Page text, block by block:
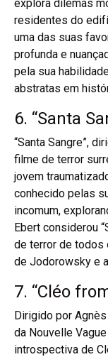
explora dilemas
residentes do
uma das suas
profunda e
pela sua
abstratas em
6. “Santa
“Santa Sangre”,
filme de terror
jovem
conhecido pelas
incomum,
Ebert considerou
de terror de todos
de Jodorowsky e
7. “Cléo
Dirigido por
da Nouvelle
introspectiva de